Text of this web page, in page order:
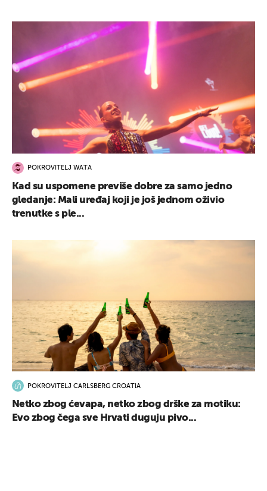
POKROVITELJ WATA
Kad su uspomene previše dobre za samo jedno
gledanje: Mali uređaj koji je još jednom oživio
trenutke s ple...
POKROVITELJ CARLSBERG CROATIA
Netko zbog ćevapa, netko zbog drške za motiku:
Evo zbog čega sve Hrvati duguju pivo...